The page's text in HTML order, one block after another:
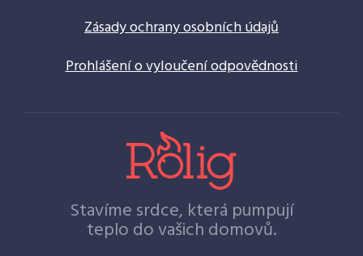
Zásady ochrany osobních údajů
Prohlášení o vyloučení odpovědnosti
Stavíme srdce, která pumpují
teplo do vašich domovů.